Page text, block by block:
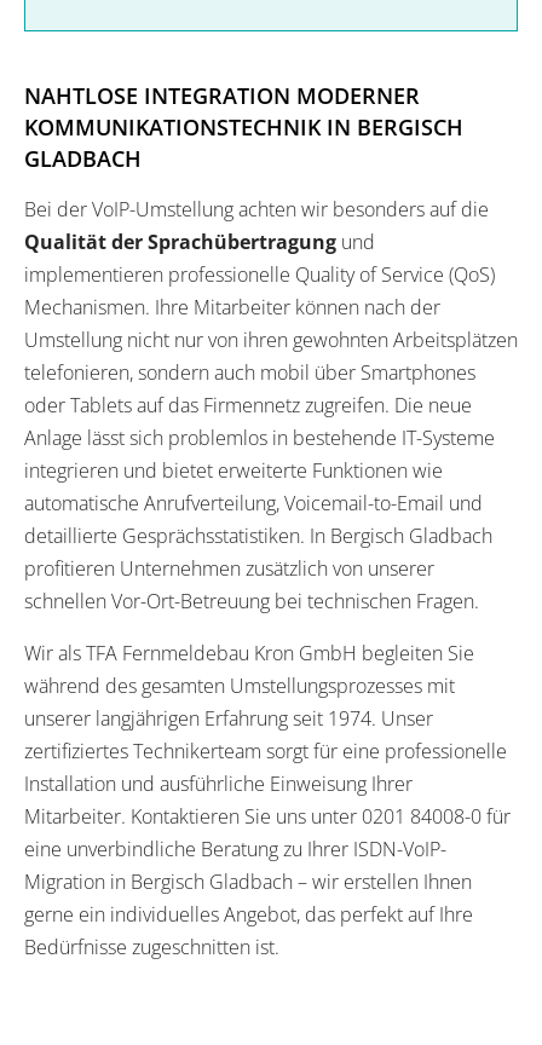
NAHTLOSE INTEGRATION MODERNER
KOMMUNIKATIONSTECHNIK IN BERGISCH
GLADBACH
Bei der VoIP-Umstellung achten wir besonders auf die
Qualität der Sprachübertragung und
implementieren professionelle Quality of Service (QoS)
Mechanismen. Ihre Mitarbeiter können nach der
Umstellung nicht nur von ihren gewohnten Arbeitsplätzen
telefonieren, sondern auch mobil über Smartphones
oder Tablets auf das Firmennetz zugreifen. Die neue
Anlage lässt sich problemlos in bestehende IT-Systeme
integrieren und bietet erweiterte Funktionen wie
automatische Anrufverteilung, Voicemail-to-Email und
detaillierte Gesprächsstatistiken. In Bergisch Gladbach
profitieren Unternehmen zusätzlich von unserer
schnellen Vor-Ort-Betreuung bei technischen Fragen.
Wir als TFA Fernmeldebau Kron GmbH begleiten Sie
während des gesamten Umstellungsprozesses mit
unserer langjährigen Erfahrung seit 1974. Unser
zertifiziertes Technikerteam sorgt für eine professionelle
Installation und ausführliche Einweisung Ihrer
Mitarbeiter. Kontaktieren Sie uns unter 0201 84008-0 für
eine unverbindliche Beratung zu Ihrer ISDN-VoIP-
Migration in Bergisch Gladbach – wir erstellen Ihnen
gerne ein individuelles Angebot, das perfekt auf Ihre
Bedürfnisse zugeschnitten ist.